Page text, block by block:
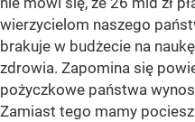
wierzycielom naszego
brakuje w budżecie na
zdrowia. Zapomina się
pożyczkowe państwa
Zamiast tego mamy